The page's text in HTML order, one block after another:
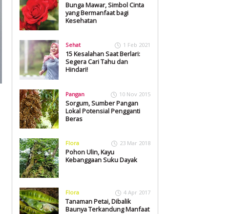
Bunga Mawar, Simbol Cinta
yang Bermanfaat bagi
Kesehatan
Sehat 1 Feb 2021
15 Kesalahan Saat Berlari:
Segera Cari Tahu dan
Hindari!
Pangan 10 Nov 2015
Sorgum, Sumber Pangan
Lokal Potensial Pengganti
Beras
Flora 23 Mar 2018
Pohon Ulin, Kayu
Kebanggaan Suku Dayak
Flora 4 Apr 2017
Tanaman Petai, Dibalik
Baunya Terkandung Manfaat